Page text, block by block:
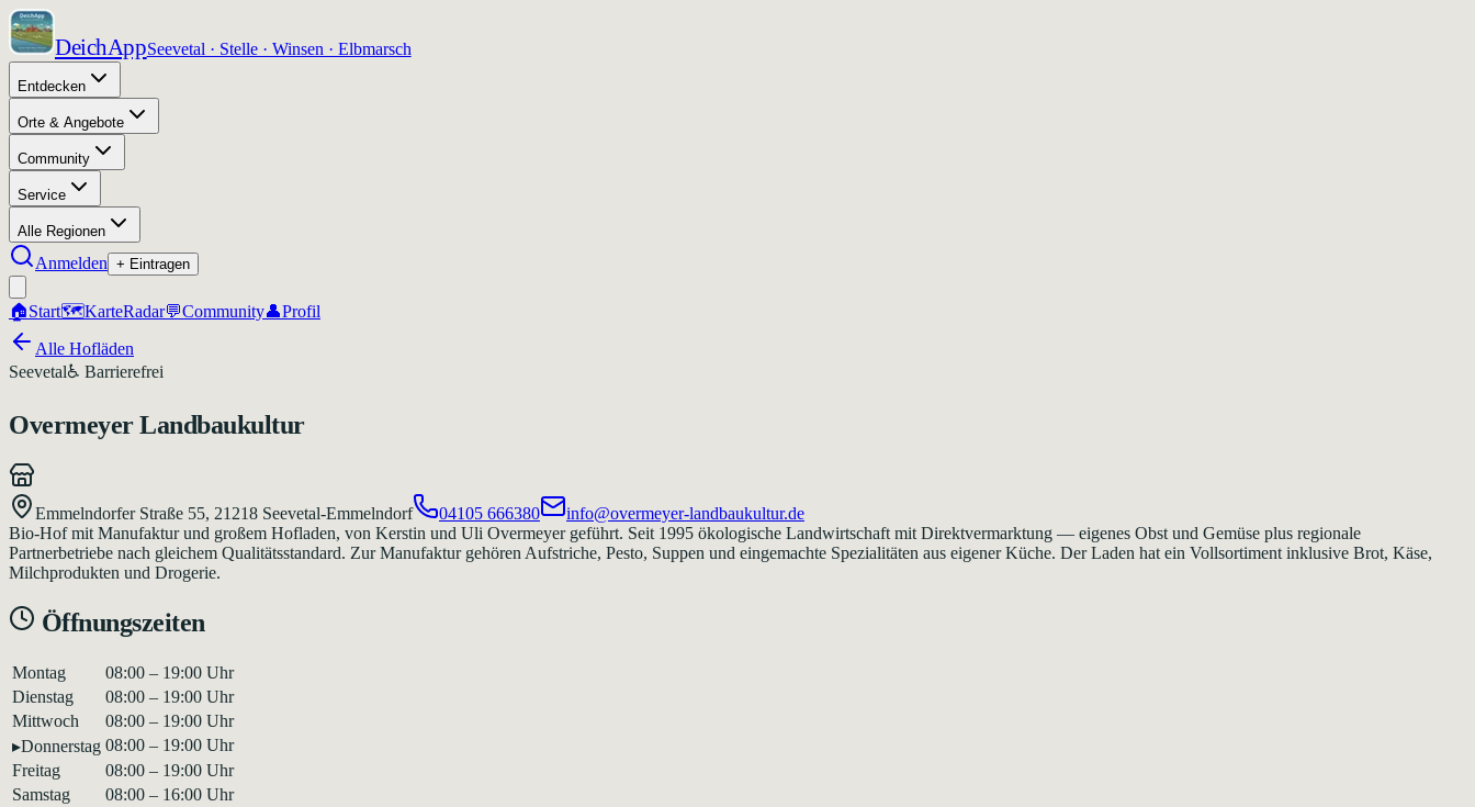
DeichAppSeevetal · Stelle · Winsen · Elbmarsch
Entdecken
Orte & Angebote
Community
Service
Alle Regionen
Anmelden + Eintragen
🏠Start🗺️KarteRadar💬Community👤Profil
Alle Hofläden
Seevetal♿ Barrierefrei
Overmeyer Landbaukultur
Emmelndorfer Straße 55, 21218 Seevetal-Emmelndorf 04105 666380
info@overmeyer-landbaukultur.de
Bio-Hof mit Manufaktur und großem Hofladen, von Kerstin und Uli Overmeyer geführt. Seit 1995 ökologische Landwirtschaft mit Direktvermarktung — eigenes Obst und Gemüse plus regionale
Partnerbetriebe nach gleichem Qualitätsstandard. Zur Manufaktur gehören Aufstriche, Pesto, Suppen und eingemachte Spezialitäten aus eigener Küche. Der Laden hat ein Vollsortiment inklusive Brot, Käse,
Milchprodukten und Drogerie.
Öffnungszeiten
Montag
08:00 – 19:00 Uhr
Dienstag
08:00 – 19:00 Uhr
Mittwoch
08:00 – 19:00 Uhr
▸Donnerstag 08:00 – 19:00 Uhr
Freitag
08:00 – 19:00 Uhr
Samstag
08:00 – 16:00 Uhr